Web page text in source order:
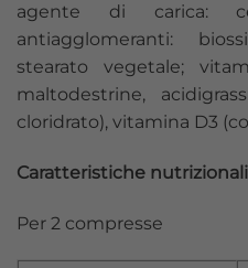
agente di carica:
antiagglomeranti:
stearato vegetale;
maltodestrine,
cloridrato), vitamina D3
Caratteristiche nutrizionali
Per 2 compresse